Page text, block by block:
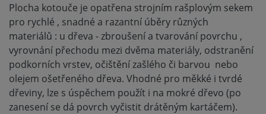
Plocha kotouče je opatřena strojním rašplovým sekem
pro rychlé , snadné a razantní úběry různých
materiálů : u dřeva - zbroušení a tvarování povrchu ,
vyrovnání přechodu mezi dvěma materiály, odstranění
podkorních vrstev, očištění zašlého či barvou nebo
olejem ošetřeného dřeva. Vhodné pro měkké i tvrdé
dřeviny, lze s úspěchem použít i na mokré dřevo (po
zanesení se dá povrch vyčistit drátěným kartáčem).